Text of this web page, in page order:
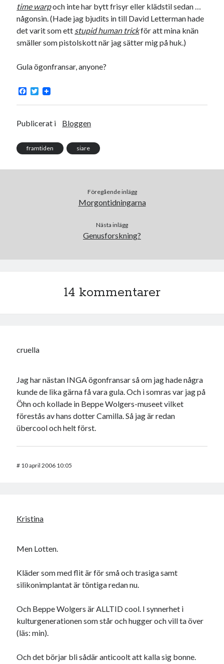
död England fest film fotboll
historia hotell jobb
Julkalenderfacit Julkalendern
julkalendern 2021 Julkalendern 2024
minnen
reklam
språk
Dessa har något gemensamt
Bokstävlar & AI – mitt levebröd. Gå en kurs!
Den stora bloggläsarvärvsveckan
Lotten som Sommarpratare (i fantasin alltså: grupp på FB)
Flöde för inlägg
WordPress.org
Pejpalla!
time warpoch inte har bytt frisyr eller klädstil sedan …
någonsin. (Hade jag bjudits in till David Letterman hade
det varit som ett stupid human trickför att mina knän
smäller som pistolskott när jag sätter mig på huk.)
Gula ögonfransar, anyone?
F
c
b
k
T
i
t
Publicerat i Bloggen
framtiden siare
Föregående inlägg
Morgontidningarna
Nästa inlägg
Genusforskning?
14 kommentarer
cruella
Jag har nästan INGA ögonfransar så om jag hade några
kunde de lika gärna få vara gula. Och i somras var jag på
Öhn och kollade in Beppe Wolgers-museet vilket
förestås av hans dotter Camilla. Så jag är redan
übercool och helt först.
# 10 april 2006 10:05
Kristina
Men Lotten.
Kläder som med flit är för små och trasiga samt
silikonimplantat är töntiga redan nu.
Och Beppe Wolgers är ALLTID cool. I synnerhet i
kulturgenerationen som står och hugger och vill ta över
(läs: min).
Och det börjar bli sådär anticoolt att kalla sig bonne.